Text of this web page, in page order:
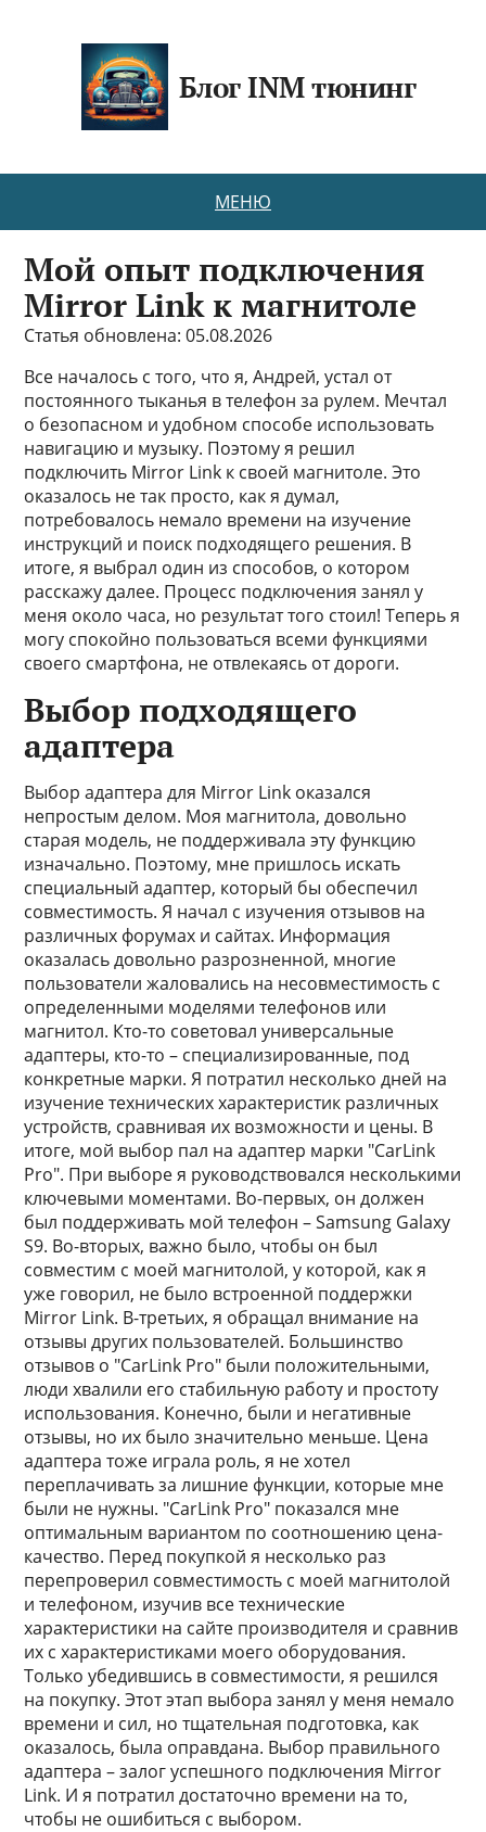
Блог INM тюнинг
МЕНЮ
Мой опыт подключения
Mirror Link к магнитоле
Статья обновлена: 05.08.2026
Все началось с того, что я, Андрей, устал от
постоянного тыканья в телефон за рулем. Мечтал
о безопасном и удобном способе использовать
навигацию и музыку. Поэтому я решил
подключить Mirror Link к своей магнитоле. Это
оказалось не так просто, как я думал,
потребовалось немало времени на изучение
инструкций и поиск подходящего решения. В
итоге, я выбрал один из способов, о котором
расскажу далее. Процесс подключения занял у
меня около часа, но результат того стоил! Теперь я
могу спокойно пользоваться всеми функциями
своего смартфона, не отвлекаясь от дороги.
Выбор подходящего
адаптера
Выбор адаптера для Mirror Link оказался
непростым делом. Моя магнитола, довольно
старая модель, не поддерживала эту функцию
изначально. Поэтому, мне пришлось искать
специальный адаптер, который бы обеспечил
совместимость. Я начал с изучения отзывов на
различных форумах и сайтах. Информация
оказалась довольно разрозненной, многие
пользователи жаловались на несовместимость с
определенными моделями телефонов или
магнитол. Кто-то советовал универсальные
адаптеры, кто-то – специализированные, под
конкретные марки. Я потратил несколько дней на
изучение технических характеристик различных
устройств, сравнивая их возможности и цены. В
итоге, мой выбор пал на адаптер марки "CarLink
Pro". При выборе я руководствовался несколькими
ключевыми моментами. Во-первых, он должен
был поддерживать мой телефон – Samsung Galaxy
S9. Во-вторых, важно было, чтобы он был
совместим с моей магнитолой, у которой, как я
уже говорил, не было встроенной поддержки
Mirror Link. В-третьих, я обращал внимание на
отзывы других пользователей. Большинство
отзывов о "CarLink Pro" были положительными,
люди хвалили его стабильную работу и простоту
использования. Конечно, были и негативные
отзывы, но их было значительно меньше. Цена
адаптера тоже играла роль, я не хотел
переплачивать за лишние функции, которые мне
были не нужны. "CarLink Pro" показался мне
оптимальным вариантом по соотношению цена-
качество. Перед покупкой я несколько раз
перепроверил совместимость с моей магнитолой
и телефоном, изучив все технические
характеристики на сайте производителя и сравнив
их с характеристиками моего оборудования.
Только убедившись в совместимости, я решился
на покупку. Этот этап выбора занял у меня немало
времени и сил, но тщательная подготовка, как
оказалось, была оправдана. Выбор правильного
адаптера – залог успешного подключения Mirror
Link. И я потратил достаточно времени на то,
чтобы не ошибиться с выбором.